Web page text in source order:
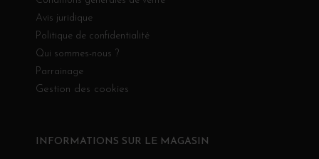
Avis juridique
Politique de confidentialité
Qui sommes-nous ?
Parrainage
Gestion des cookies
INFORMATIONS SUR LE MAGASIN